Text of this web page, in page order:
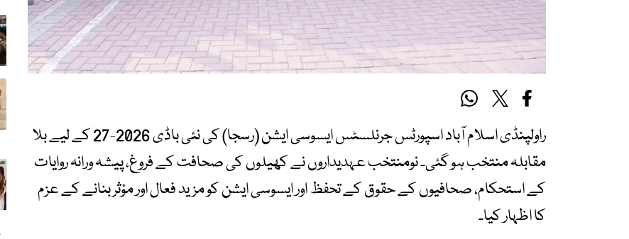
راولپنڈی اسلام آباد اسپورٹس جرنلسٹس ایسوسی ایشن (رسجا) کی نئی باڈی 2026-27 کے لیے بلا
مقابلہ منتخب ہو گئی۔ نومنتخب عہدیداروں نے کھیلوں کی صحافت کے فروغ، پیشہ ورانہ روایات
کے استحکام، صحافیوں کے حقوق کے تحفظ اور ایسوسی ایشن کو مزید فعال اور مؤثر بنانے کے عزم
کا اظہار کیا۔